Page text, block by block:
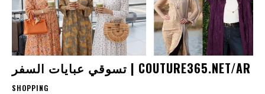
تسوقي عبايات السفر | COUTURE365.NET/AR
SHOPPING